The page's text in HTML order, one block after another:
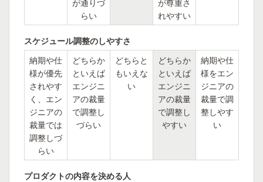
が通りづ
らい
が尊重さ
れやすい
スケジュール調整のしやすさ
納期や仕
様が優先
されやす
く、エン
ジニアの
裁量では
調整しづ
らい
どちらか
といえば
エンジニ
アの裁量
で調整し
づらい
どちらと
もいえな
い
どちらか
といえば
エンジニ
アの裁量
で調整し
やすい
納期や仕
様をエン
ジニアの
裁量で調
整しやす
い
プロダクトの内容を決める人